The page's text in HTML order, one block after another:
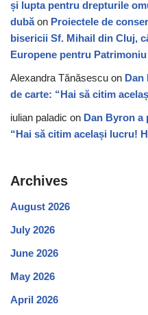
și lupta pentru drepturile
dubăon Proiectele de
bisericii Sf. Mihail din Cluj,
Europene pentru Patrimoniu
Alexandra Tănăsescu on Dan
de carte: “Hai să citim
iulian paladic on Dan Byron a
“Hai să citim același lucru!
Archives
August 2026
July 2026
June 2026
May 2026
April 2026